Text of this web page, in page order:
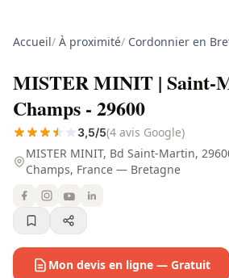
Accueil/ À proximité/ Cordonnier en
MISTER MINIT | Saint-
Champs - 29600
3,5/5(4 avis Google)
MISTER MINIT, Bd Saint-Martin,
Champs, France — Bretagne
Mon devis en ligne — Gratuit